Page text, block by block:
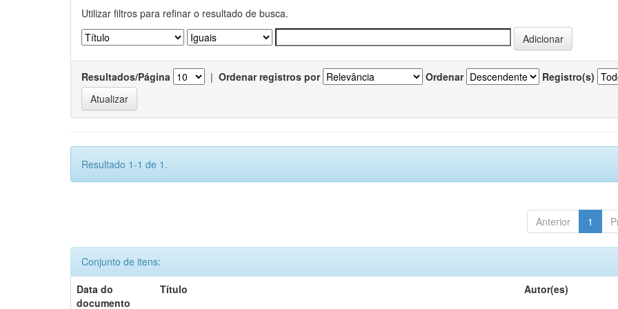
Utilizar filtros para refinar o resultado de busca.
Resultados/Página | Ordenar registros por Ordenar Registro(s)
Resultado 1-1 de 1.
Anterior 1
Conjunto de itens:
Data do
documento
Título Autor(es)